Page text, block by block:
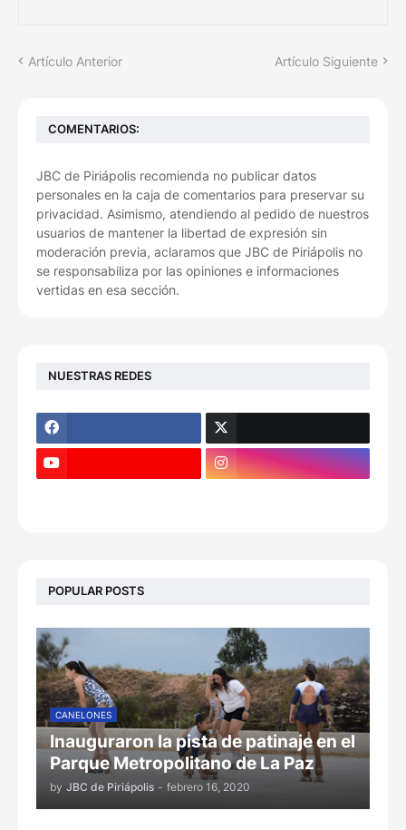
Artículo Anterior Artículo Siguiente
COMENTARIOS:
JBC de Piriápolis recomienda no publicar datos
personales en la caja de comentarios para preservar su
privacidad. Asimismo, atendiendo al pedido de nuestros
usuarios de mantener la libertad de expresión sin
moderación previa, aclaramos que JBC de Piriápolis no
se responsabiliza por las opiniones e informaciones
vertidas en esa sección.
NUESTRAS REDES
POPULAR POSTS
CANELONES
Inauguraron la pista de patinaje en el
Parque Metropolitano de La Paz
by JBC de Piriápolis - febrero 16, 2020